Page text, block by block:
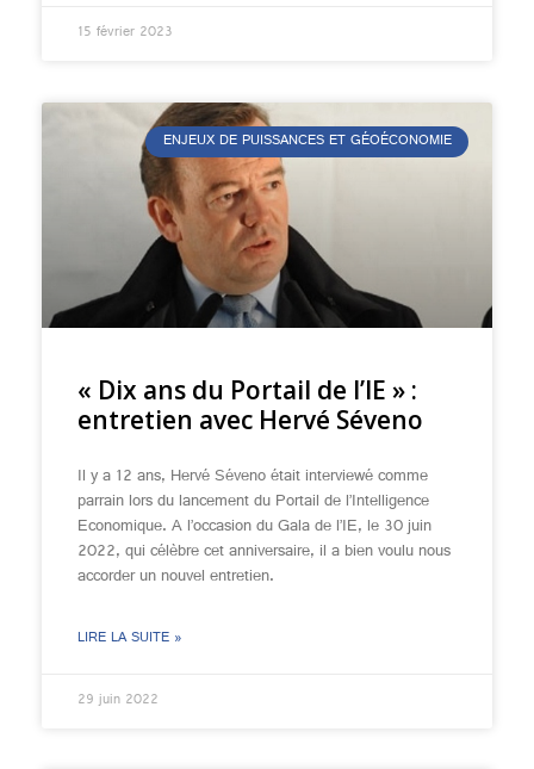
15 février 2023
ENJEUX DE PUISSANCES ET GÉOÉCONOMIE
« Dix ans du Portail de l’IE » :
entretien avec Hervé Séveno
Il y a 12 ans, Hervé Séveno était interviewé comme
parrain lors du lancement du Portail de l’Intelligence
Economique. A l’occasion du Gala de l’IE, le 30 juin
2022, qui célèbre cet anniversaire, il a bien voulu nous
accorder un nouvel entretien.
LIRE LA SUITE »
29 juin 2022